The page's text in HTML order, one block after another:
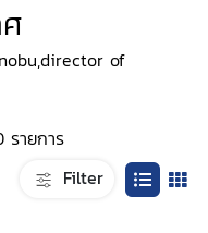
of
ายการ
Filter